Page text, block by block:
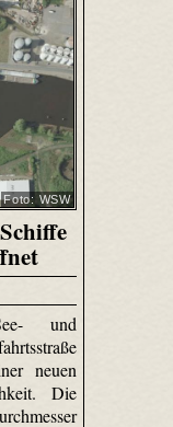
Foto: WSW
und
neuen
Die